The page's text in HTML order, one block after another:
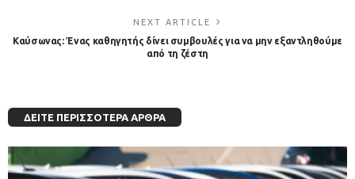
NEXT ARTICLE
Kαύσωνας: Ένας καθηγητής δίνει συμβουλές για να μην εξαντληθούμε
από τη ζέστη
ΔΕΊΤΕ ΠΕΡΙΣΣΌΤΕΡΑ ΆΡΘΡΑ